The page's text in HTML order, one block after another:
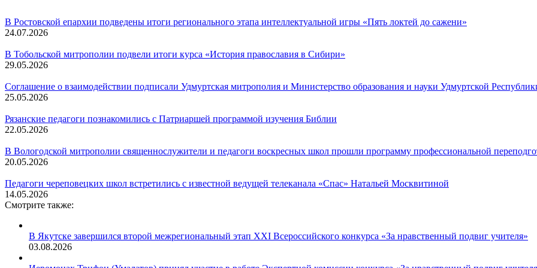
В Ростовской епархии подведены итоги регионального этапа интеллектуальной игры «Пять локтей до сажени»
24.07.2026
В Тобольской митрополии подвели итоги курса «История православия в Сибири»
29.05.2026
Соглашение о взаимодействии подписали Удмуртская митрополия и Министерство образования и науки Удмуртской
25.05.2026
Рязанские педагоги познакомились с Патриаршей программой изучения Библии
22.05.2026
В Вологодской митрополии священнослужители и педагоги воскресных школ прошли программу профессиональной
20.05.2026
Педагоги череповецких школ встретились с известной ведущей телеканала «Спас» Натальей Москвитиной
14.05.2026
Смотрите также:
В Якутске завершился второй межрегиональный этап XXI Всероссийского конкурса «За нравственный подвиг учителя»
03.08.2026